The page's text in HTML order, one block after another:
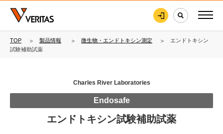
TOP 製品情報 微生物・エンドトキシン測定
エンドトキシン
試験補助試薬
Charles River Laboratories
Endosafe
エンドトキシン試験補助試薬